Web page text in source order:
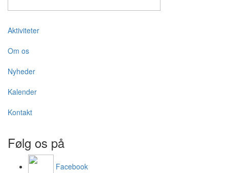
Aktiviteter
Om os
Nyheder
Kalender
Kontakt
Følg os på
Facebook